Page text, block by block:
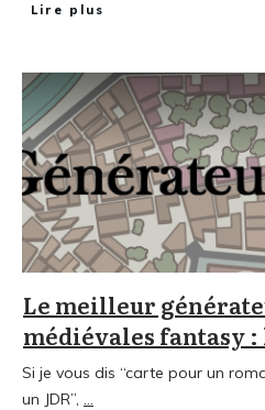
Lire plus
Le meilleur
médiévales fantasy
Si je vous dis “carte pour un
un JDR”, ...